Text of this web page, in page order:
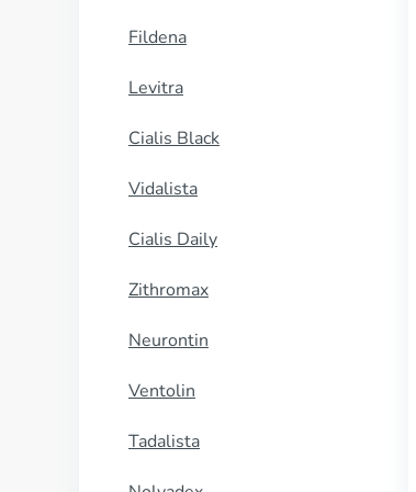
Fildena
Levitra
Cialis Black
Vidalista
Cialis Daily
Zithromax
Neurontin
Ventolin
Tadalista